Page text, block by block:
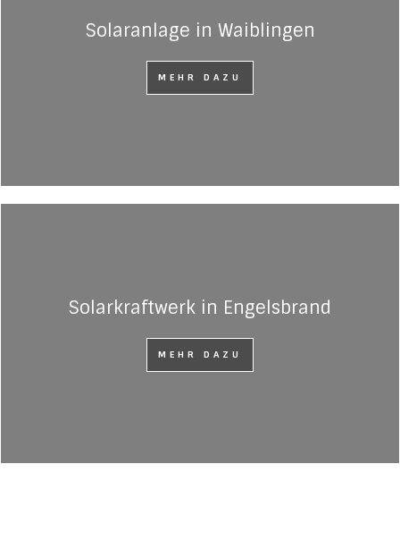
Solaranlage in Waiblingen
MEHR DAZU
Solarkraftwerk in Engelsbrand
MEHR DAZU